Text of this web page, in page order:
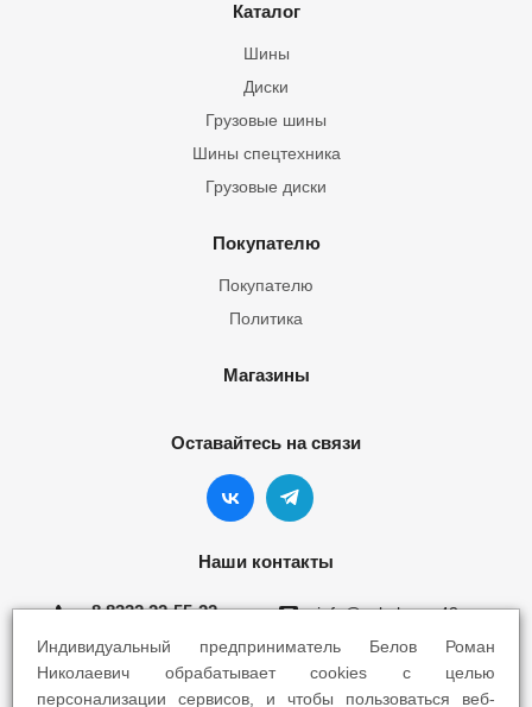
Каталог
Шины
Грузовые шины
Шины спецтехника
Диски
Грузовые диски
Покупателю
Покупателю
Политика
Магазины
Оставайтесь на связи
Наши контакты
8 8332 22-55-22 info@yokohama43.ru
Киров, ул. Ломоносова 5Б
Индивидуальный предприниматель Белов Роман
Николаевич обрабатывает cookies с целью
персонализации сервисов, и чтобы пользоваться веб-